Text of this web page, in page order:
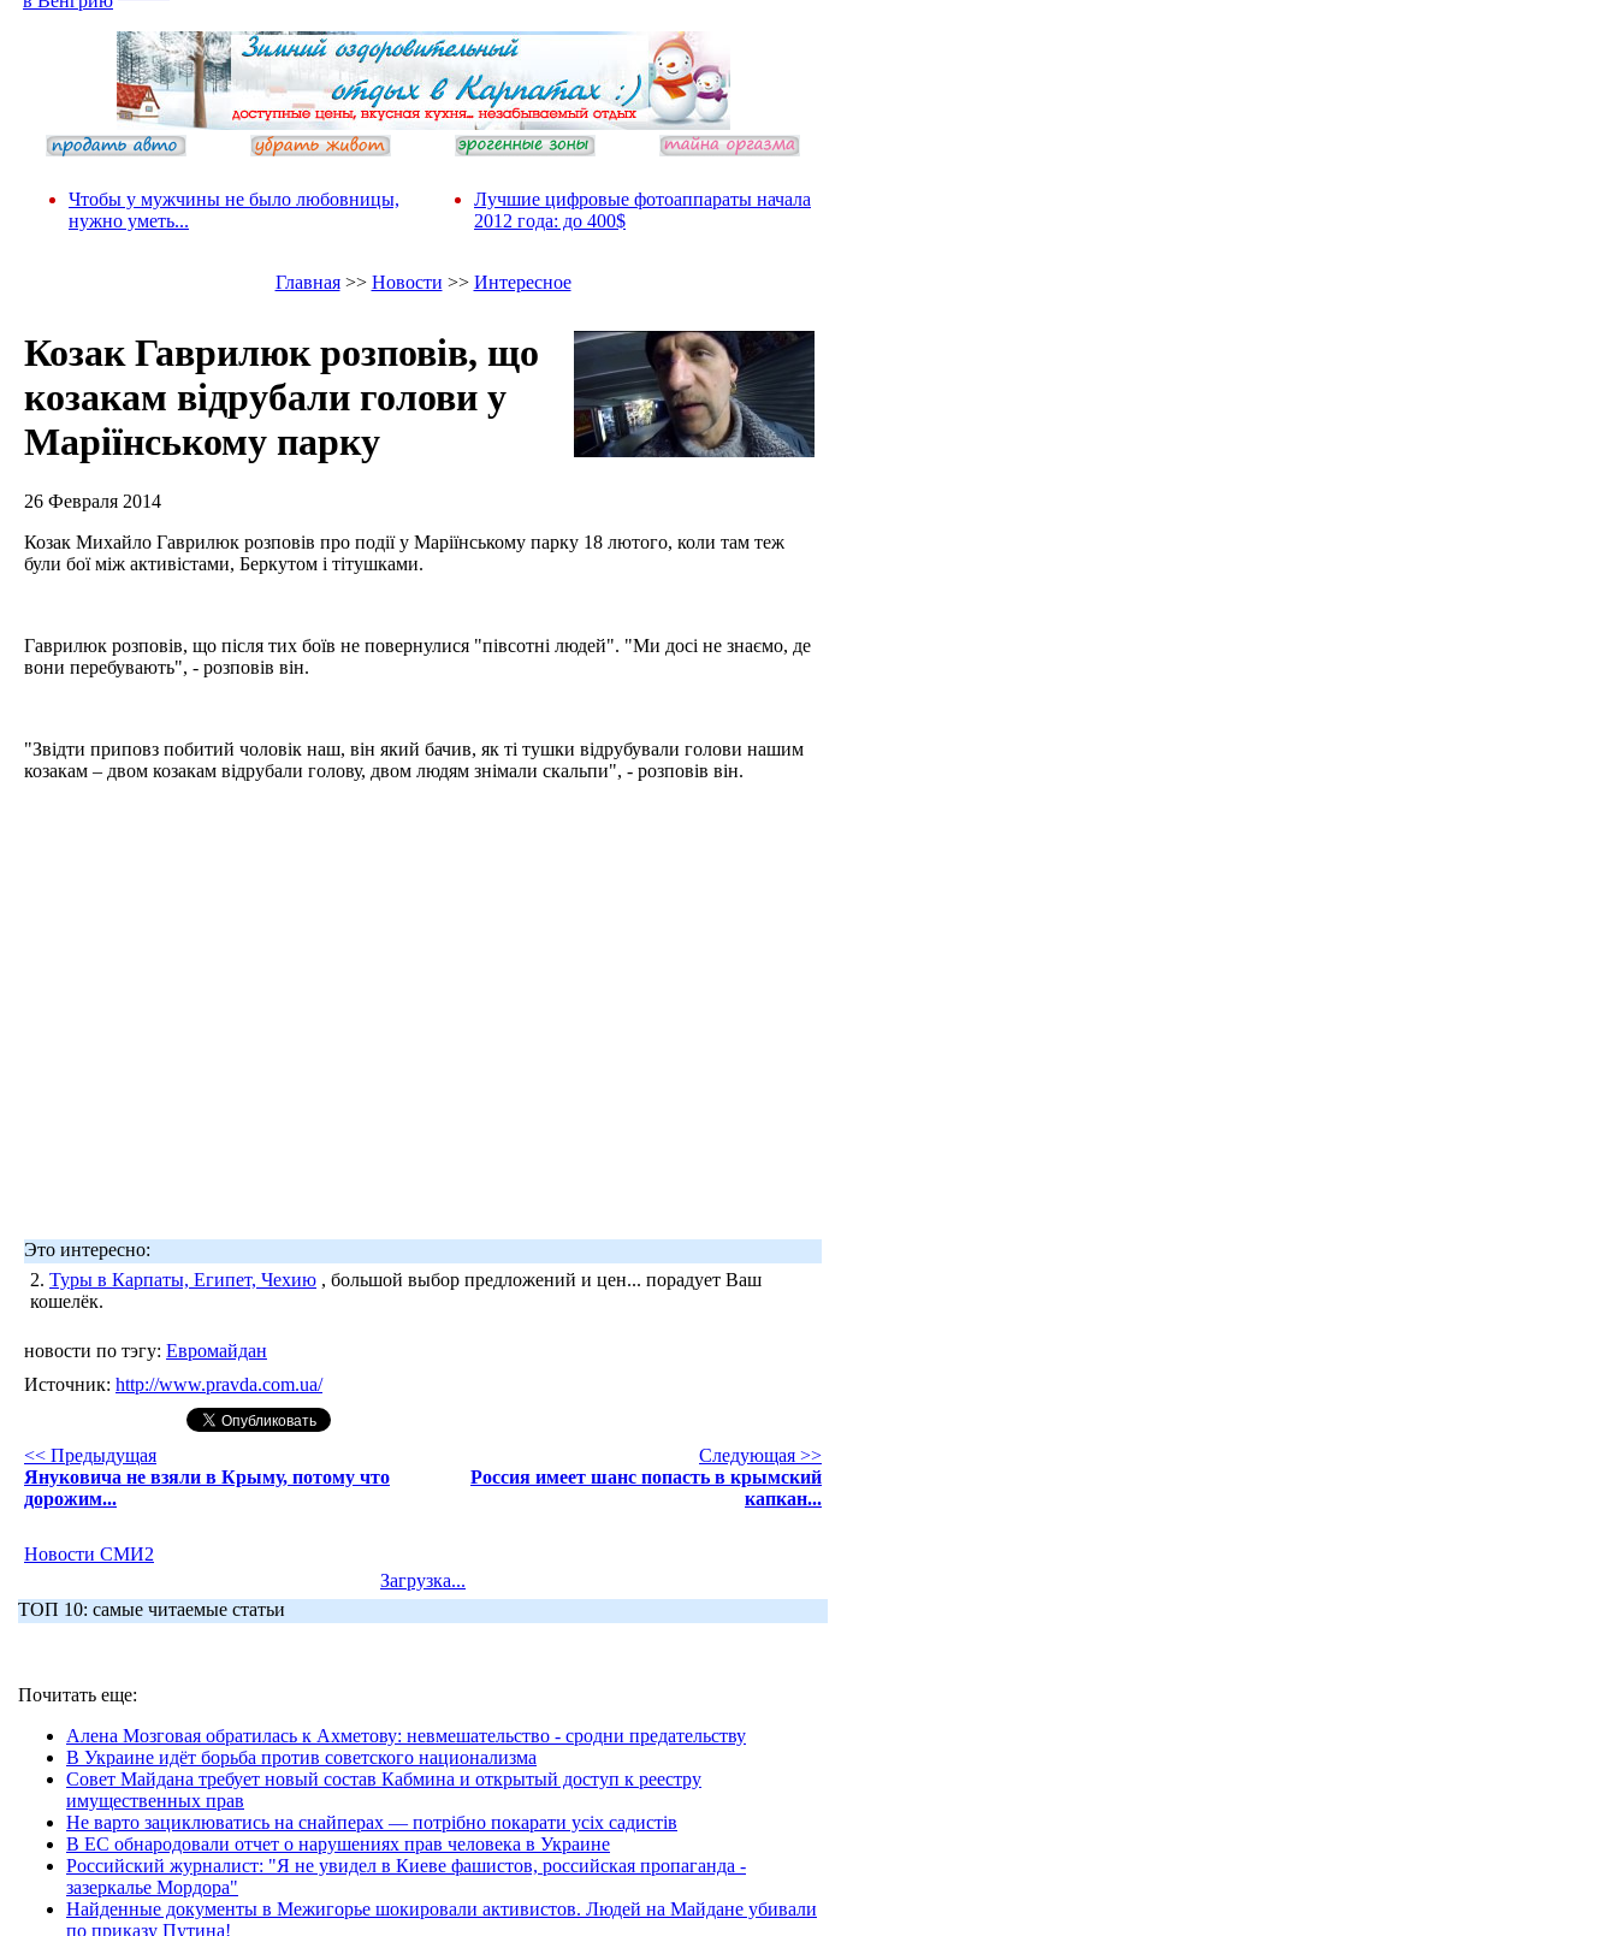
Чтобы у мужчины не было любовницы,
нужно уметь...
Лучшие цифровые фотоаппараты начала
2012 года: до 400$
Главная>> Новости >> Интересное
Козак Гаврилюк розповів, що
козакам відрубали голови у
Маріїнському парку
26 Февраля 2014
Козак Михайло Гаврилюк розповів про події у Маріїнському парку 18 лютого, коли там теж
були бої між активістами, Беркутом і тітушками.
Гаврилюк розповів, що після тих боїв не повернулися "півсотні людей". "Ми досі не знаємо, де
вони перебувають", - розповів він.
"Звідти приповз побитий чоловік наш, він який бачив, як ті тушки відрубували голови нашим
козакам – двом козакам відрубали голову, двом людям знімали скальпи", - розповів він.
Это интересно:
2. Туры в Карпаты, Египет, Чехию , большой выбор предложений и цен... порадует Ваш
кошелёк.
новости по тэгу: Евромайдан
Источник: http://www.pravda.com.ua/
<< Предыдущая
Януковича не взяли в Крыму, потому что
дорожим...
Следующая >>
Россия имеет шанс попасть в крымский
капкан...
Новости СМИ2
Загрузка...
ТОП 10: самые читаемые статьи
Почитать еще:
Алена Мозговая обратилась к Ахметову: невмешательство - сродни предательству
В Украине идёт борьба против советского национализма
Совет Майдана требует новый состав Кабмина и открытый доступ к реестру
имущественных прав
Не варто зациклюватись на снайперах — потрібно покарати усіх садистів
В ЕС обнародовали отчет о нарушениях прав человека в Украине
Российский журналист: "Я не увидел в Киеве фашистов, российская пропаганда -
зазеркалье Мордора"
Найденные документы в Межигорье шокировали активистов. Людей на Майдане убивали
по приказу Путина!